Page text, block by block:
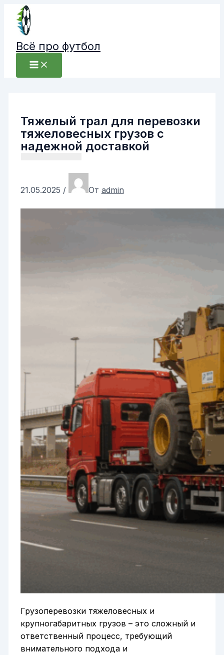
Перейти
содержимому
Всё про футбол
Тяжелый трал для перевозки
тяжеловесных грузов с
надежной доставкой
21.05.2025 / От admin
Грузоперевозки тяжеловесных и
крупногабаритных грузов – это сложный и
ответственный процесс, требующий
внимательного подхода и